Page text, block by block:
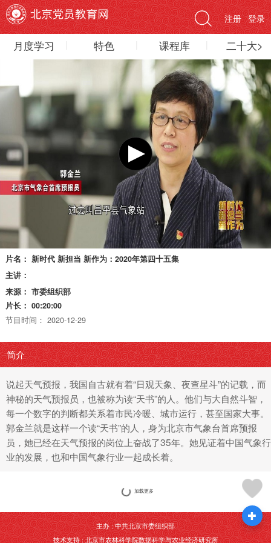
登录
注册
月度学习 特色 课程库 二十大>
片名： 新时代 新担当 新作为：2020年第四十五集
主讲：
来源： 市委组织部
片长： 00:20:00
节目时间： 2020-12-29
简介
说起天气预报，我国自古就有着“日观天象、夜查星斗”的记载，而
神秘的天气预报员，也被称为读“天书”的人。他们与大自然斗智，
每一个数字的判断都关系着市民冷暖、城市运行，甚至国家大事。
郭金兰就是这样一个读“天书”的人，身为北京市气象台首席预报
员，她已经在天气预报的岗位上奋战了35年。她见证着中国气象行
业的发展，也和中国气象行业一起成长着。
加载更多
主办 : 中共北京市委组织部
技术支持 : 北京市农林科学院数据科学与农业经济研究所